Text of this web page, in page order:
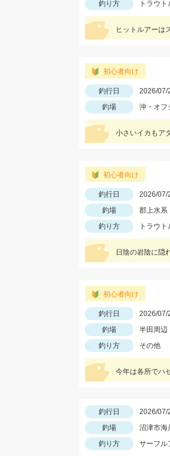
釣り方
トラウト
ヒットルアー
初心者向け
釣行日 2026/07/
釣場
沖・オフ
小さいイカもア
初心者向け
釣行日 2026/07/
釣場
郡上水系
釣り方
トラウト
日陰の岩陰に隠
初心者向け
釣行日 2026/07/
釣場
半田周辺
釣り方
その他
今年は各所でハ
釣行日 2026/07/
釣場
沼津市海
釣り方
サーフル